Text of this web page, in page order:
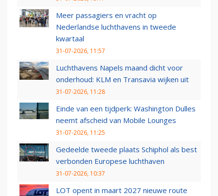
Meer passagiers en vracht op
Nederlandse luchthavens in tweede
kwartaal
31-07-2026, 11:57
Luchthavens Napels maand dicht voor
onderhoud: KLM en Transavia wijken uit
31-07-2026, 11:28
Einde van een tijdperk: Washington Dulles
neemt afscheid van Mobile Lounges
31-07-2026, 11:25
Gedeelde tweede plaats Schiphol als best
verbonden Europese luchthaven
31-07-2026, 10:37
LOT opent in maart 2027 nieuwe route